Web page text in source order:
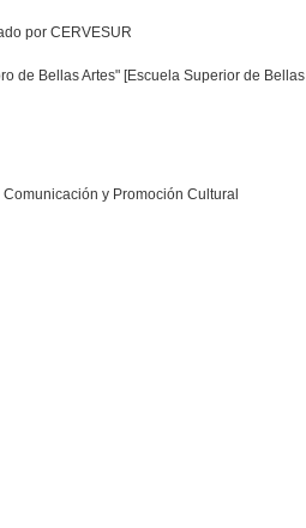
por CERVESUR
de Bellas Artes" [Escuela Superior de
y Promoción Cultural